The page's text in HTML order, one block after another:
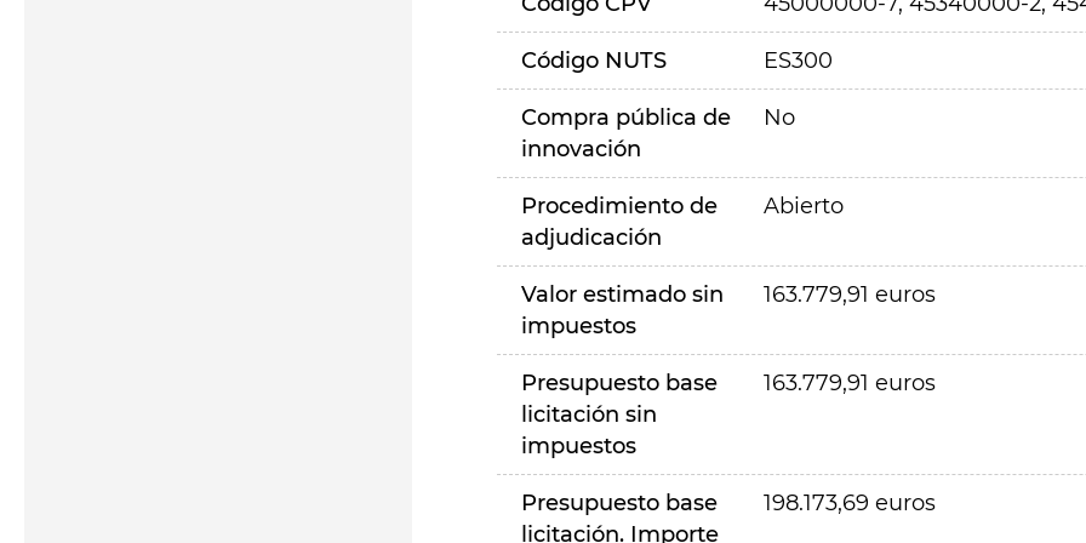
Código NUTS ES300
Compra pública de
innovación
No
Procedimiento de
adjudicación
Abierto
Valor estimado sin
impuestos
163.779,91 euros
Presupuesto base
licitación sin
impuestos
163.779,91 euros
Presupuesto base
licitación. Importe
198.173,69 euros